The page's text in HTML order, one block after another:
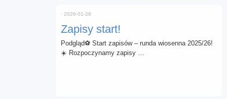
Zapisy start!
⋅ 2026-01-28
Podgląd⚽ Start zapisów – runda wiosenna 2025/26!
☀️ Rozpoczynamy zapisy …